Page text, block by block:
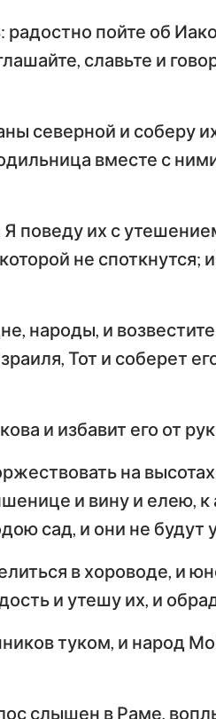
Послание к
Первое
Петра
Иоанна
Третье
Богослова
радостно пойте об
славьте и
северной и соберу
вместе с
поведу их с
не споткнутся;
народы, и
Тот и соберет
и избавит его от
на
и вину и елею,
сад, и они не будут
в хороводе, и
и утешу их, и
туком, и народ
слышен в Раме,